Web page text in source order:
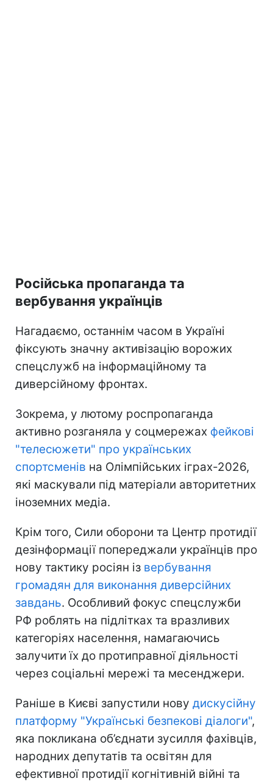
Російська пропаганда та
вербування українців
Нагадаємо, останнім часом в Україні
фіксують значну активізацію ворожих
спецслужб на інформаційному та
диверсійному фронтах.
Зокрема, у лютому роспропаганда
активно розганяла у соцмережах фейкові
"телесюжети" про українських
спортсменів на Олімпійських іграх-2026,
які маскували під матеріали авторитетних
іноземних медіа.
Крім того, Сили оборони та Центр протидії
дезінформації попереджали українців про
нову тактику росіян із вербування
громадян для виконання диверсійних
завдань. Особливий фокус спецслужби
РФ роблять на підлітках та вразливих
категоріях населення, намагаючись
залучити їх до протиправної діяльності
через соціальні мережі та месенджери.
Раніше в Києві запустили нову дискусійну
платформу "Українські безпекові діалоги",
яка покликана об’єднати зусилля фахівців,
народних депутатів та освітян для
ефективної протидії когнітивній війні та